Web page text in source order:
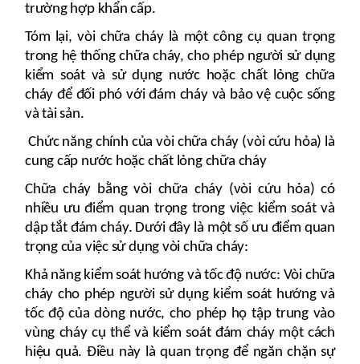
trường hợp khẩn cấp.
Tóm lại, vòi chữa cháy là một công cụ quan trọng
trong hệ thống chữa cháy, cho phép người sử dụng
kiểm soát và sử dụng nước hoặc chất lỏng chữa
cháy để đối phó với đám cháy và bảo vệ cuộc sống
và tài sản.
Chức năng chính của vòi chữa cháy (vòi cứu hỏa) là
cung cấp nước hoặc chất lỏng chữa cháy
Chữa cháy bằng vòi chữa cháy (vòi cứu hỏa) có
nhiều ưu điểm quan trọng trong việc kiểm soát và
dập tắt đám cháy. Dưới đây là một số ưu điểm quan
trọng của việc sử dụng vòi chữa cháy:
Khả năng kiểm soát hướng và tốc độ nước: Vòi chữa
cháy cho phép người sử dụng kiểm soát hướng và
tốc độ của dòng nước, cho phép họ tập trung vào
vùng cháy cụ thể và kiểm soát đám cháy một cách
hiệu quả. Điều này là quan trọng để ngăn chặn sự